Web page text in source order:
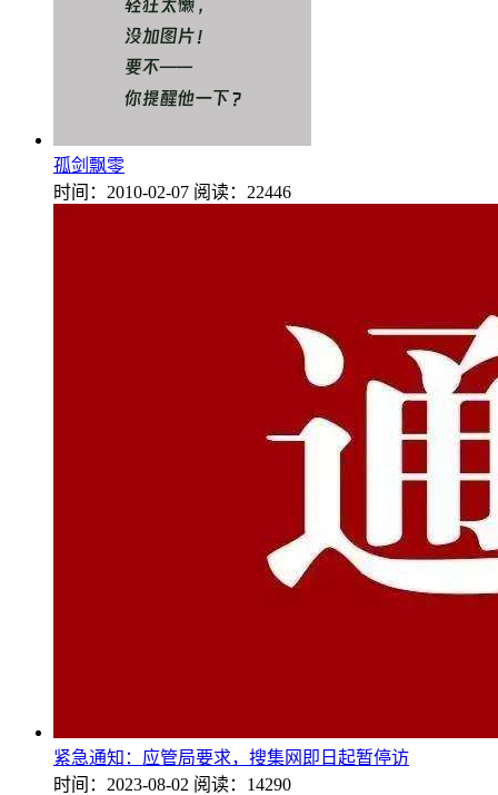
孤剑飘零
时间：2010-02-07 阅读：22446
紧急通知：应管局要求，搜集网即日起暂停访
时间：2023-08-02 阅读：14290